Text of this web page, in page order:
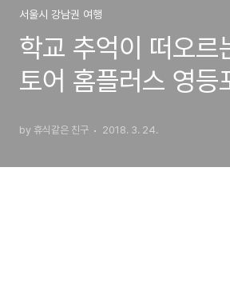
서울시 강남권 여행
학교 추억이 떠오르
토어 홈플러스 영등
by 휴식같은 친구 2018. 3. 24.